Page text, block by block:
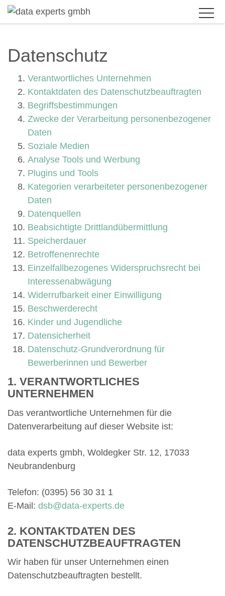
SERVICES
KARRIERE
UNTERNEHMEN
KUNDENBEREICH
KONTAKT
HOTLINES
Suche
Datenschutz
Verantwortliches Unternehmen
Kontaktdaten des Datenschutzbeauftragten
Begriffsbestimmungen
Zwecke der Verarbeitung personenbezogener
Daten
Soziale Medien
Analyse Tools und Werbung
Plugins und Tools
Kategorien verarbeiteter personenbezogener
Daten
Datenquellen
Beabsichtigte Drittlandübermittlung
Speicherdauer
Betroffenenrechte
Einzelfallbezogenes Widerspruchsrecht bei
Interessenabwägung
Widerrufbarkeit einer Einwilligung
Beschwerderecht
Kinder und Jugendliche
Datensicherheit
Datenschutz-Grundverordnung für
Bewerberinnen und Bewerber
1. VERANTWORTLICHES
UNTERNEHMEN
Das verantwortliche Unternehmen für die
Datenverarbeitung auf dieser Website ist:
data experts gmbh, Woldegker Str. 12, 17033
Neubrandenburg
Telefon: (0395) 56 30 31 1
E-Mail: dsb@data-experts.de
2. KONTAKTDATEN DES
DATENSCHUTZBEAUFTRAGTEN
Wir haben für unser Unternehmen einen
Datenschutzbeauftragten bestellt.